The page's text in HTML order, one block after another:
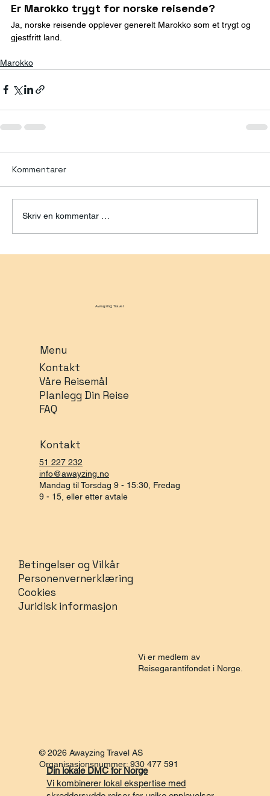
Er Marokko trygt for norske reisende?
Ja, norske reisende opplever generelt Marokko som et trygt og
gjestfritt land.
Marokko
Kommentarer
Skriv en kommentar …
Awayzing Travel
Menu
Kontakt
Våre Reisemål
Planlegg Din Reise
FAQ
Kontakt
51 227 232
info@awayzing.no
Mandag til Torsdag 9 - 15:30, Fredag
9 - 15, eller etter avtale
Betingelser og Vilkår
Personenvernerklæring
Cookies
Juridisk informasjon
Vi er medlem av
Reisegarantifondet i Norge.
© 2026 Awayzing Travel AS
Organisasjonsnummer: 930 477 591
Din lokale DMC for Norge
Vi kombinerer lokal ekspertise med